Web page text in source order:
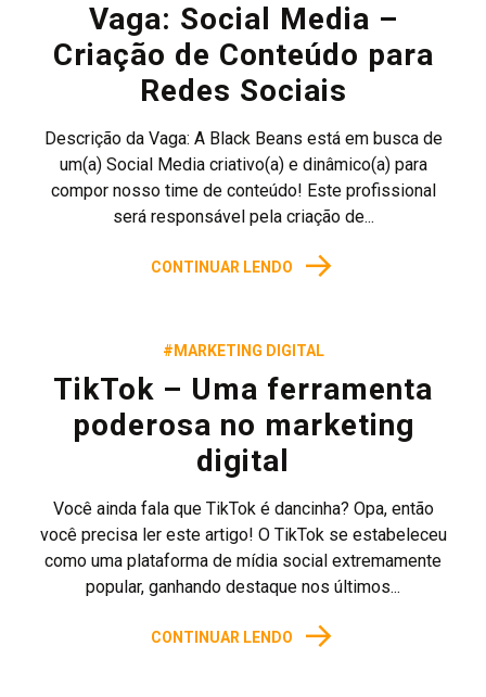
Vaga: Social Media –
Criação de Conteúdo para
Redes Sociais
Descrição da Vaga: A Black Beans está em busca de
um(a) Social Media criativo(a) e dinâmico(a) para
compor nosso time de conteúdo! Este profissional
será responsável pela criação de...
CONTINUAR LENDO →
#MARKETING DIGITAL
TikTok – Uma ferramenta
poderosa no marketing
digital
Você ainda fala que TikTok é dancinha? Opa, então
você precisa ler este artigo! O TikTok se estabeleceu
como uma plataforma de mídia social extremamente
popular, ganhando destaque nos últimos...
CONTINUAR LENDO →